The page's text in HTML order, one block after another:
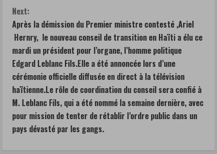
n
u
e
R
e
a
d
Next:
Après la démission du Premier ministre contesté ,Ariel
Hernry, le nouveau conseil de transition en Haïti a élu ce
mardi un président pour l’organe, l’homme politique
Edgard Leblanc Fils.Elle a été annoncée lors d’une
cérémonie officielle diffusée en direct à la télévision
haïtienne.Le rôle de coordination du conseil sera confié à
M. Leblanc Fils, qui a été nommé la semaine dernière, avec
pour mission de tenter de rétablir l’ordre public dans un
pays dévasté par les gangs.